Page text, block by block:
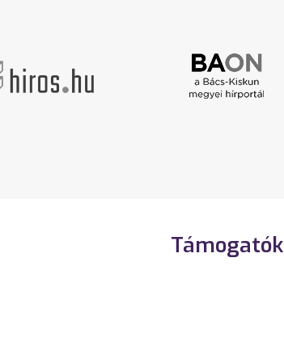
Támogatók